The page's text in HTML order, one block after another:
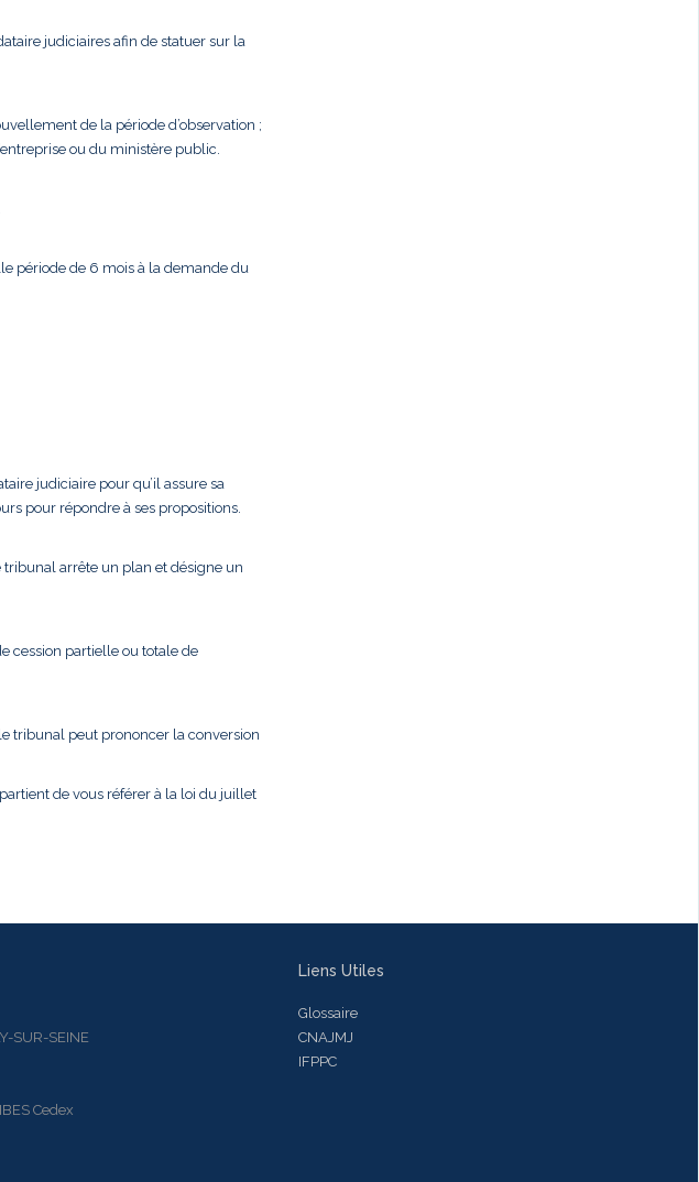
judiciaires afin de statuer sur la
de la période d’observation ;
ou du ministère public.
période de 6 mois à la demande du
judiciaire pour qu’il assure sa
pour répondre à ses propositions.
tribunal arrête un plan et désigne un
cession partielle ou totale de
tribunal peut prononcer la conversion
de vous référer à la loi du juillet
SUR-SEINE
Cedex
Liens Utiles
Glossaire
CNAJMJ
IFPPC